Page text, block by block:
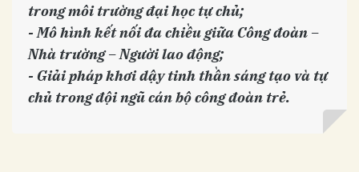
trong môi trường đại học tự chủ;
- Mô hình kết nối đa chiều giữa Công đoàn –
Nhà trường – Người lao động;
- Giải pháp khơi dậy tinh thần sáng tạo và tự
chủ trong đội ngũ cán bộ công đoàn trẻ.